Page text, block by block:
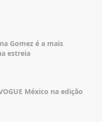
Gomez é a mais
estreia
México na edição